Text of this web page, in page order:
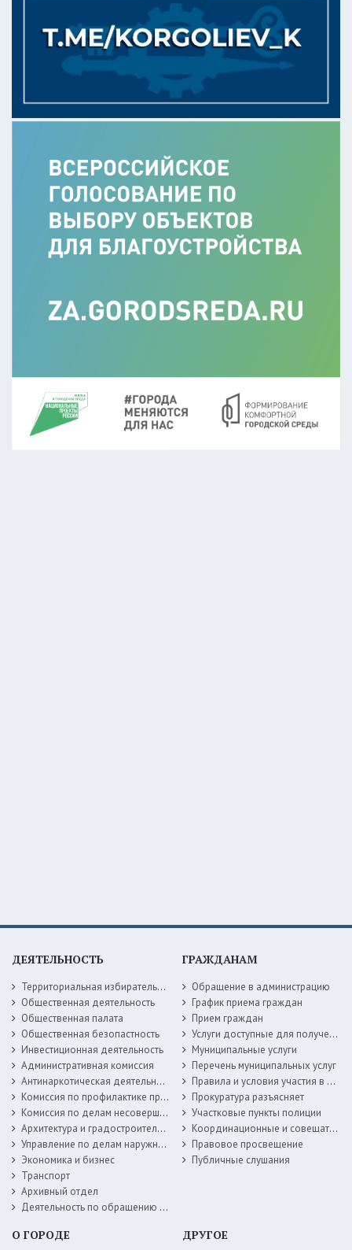
ДЕЯТЕЛЬНОСТЬ
Территориальная избирательная комиссия
Общественная деятельность
Общественная палата
Общественная безопастность
Инвестиционная деятельность
Административная комиссия
Антинаркотическая деятельность
Комиссия по профилактике правонарушений
Комиссия по делам несовершеннолетних
Архитектура и градостроительство
Управление по делам наружной рекламы
Экономика и бизнес
Транспорт
Архивный отдел
Деятельность по обращению с животными без владельцев
ГРАЖДАНАМ
Обращение в администрацию
График приема граждан
Прием граждан
Услуги доступные для получения в электронной форме
Муниципальные услуги
Перечень муниципальных услуг
Правила и условия участия в жилищных программах
Прокуратура разъясняет
Участковые пункты полиции
Координационные и совещательные органы
Правовое просвещение
Публичные слушания
О ГОРОДЕ ДРУГОЕ